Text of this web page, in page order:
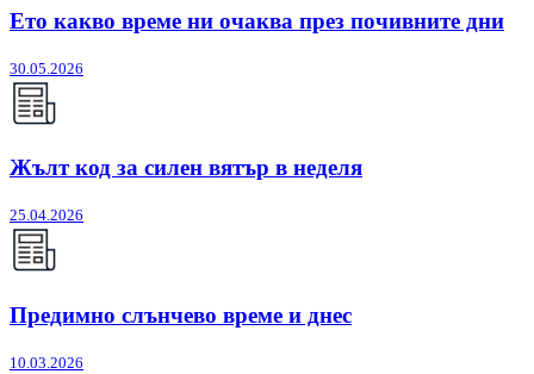
Ето какво време ни очаква през почивните дни
30.05.2026
Жълт код за силен вятър в неделя
25.04.2026
Предимно слънчево време и днес
10.03.2026